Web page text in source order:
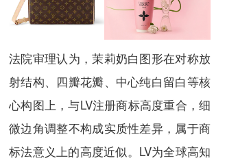
法院审理认为，茉莉奶白图形在对称放
射结构、四瓣花瓣、中心纯白留白等核
心构图上，与LV注册商标高度重合，细
微边角调整不构成实质性差异，属于商
标法意义上的高度近似。LV为全球高知